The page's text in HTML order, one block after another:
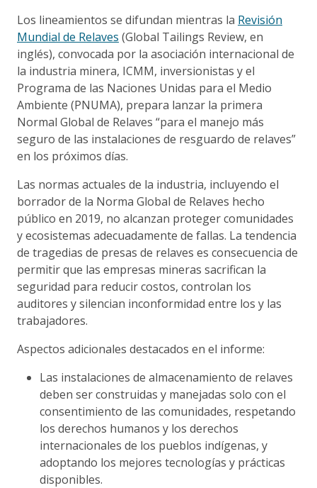
Los lineamientos se difundan mientras la Revisión
Mundial de Relaves (Global Tailings Review, en
inglés), convocada por la asociación internacional de
la industria minera, ICMM, inversionistas y el
Programa de las Naciones Unidas para el Medio
Ambiente (PNUMA), prepara lanzar la primera
Normal Global de Relaves “para el manejo más
seguro de las instalaciones de resguardo de relaves”
en los próximos días.
Las normas actuales de la industria, incluyendo el
borrador de la Norma Global de Relaves hecho
público en 2019, no alcanzan proteger comunidades
y ecosistemas adecuadamente de fallas. La tendencia
de tragedias de presas de relaves es consecuencia de
permitir que las empresas mineras sacrifican la
seguridad para reducir costos, controlan los
auditores y silencian inconformidad entre los y las
trabajadores.
Aspectos adicionales destacados en el informe:
Las instalaciones de almacenamiento de relaves
deben ser construidas y manejadas solo con el
consentimiento de las comunidades, respetando
los derechos humanos y los derechos
internacionales de los pueblos indígenas, y
adoptando los mejores tecnologías y prácticas
disponibles.